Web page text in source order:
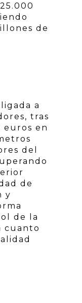
de
a
tras
en
del
de
y
de la
cuanto